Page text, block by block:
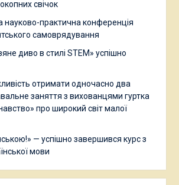
свічок
науково-практична конференція
самоврядування
диво в стилі STEM» успішно
отримати одночасно два
заняття з вихованцями гуртка
про широкий світ малої
— успішно завершився курс з
мови